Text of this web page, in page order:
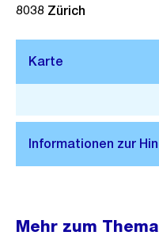
Stadtplan 3D
8038 Zürich
Mehr zum Thema